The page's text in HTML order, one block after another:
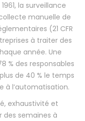
la surveillance
manuelle de
(21 CFR
à traiter des
année. Une
% des responsables
de 40 % le temps
à l’automatisation.
exhaustivité et
des semaines à